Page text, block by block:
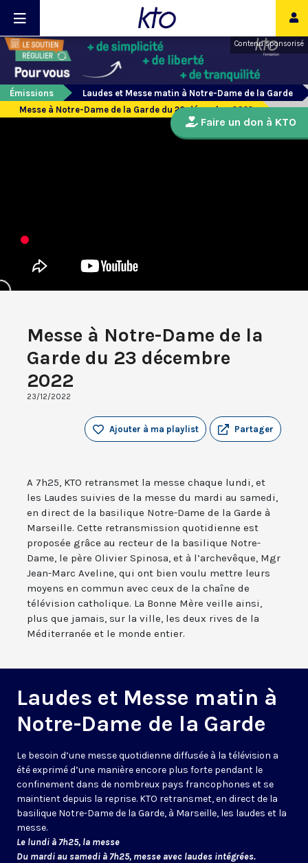
Contenu sponsorisé
Émissions
Laudes et Messe matin à Notre-Dame de la Garde
Messe à Notre-Dame de la Garde du 23 décembre 2022
Messe à Notre-Dame de la
Garde du 23 décembre
2022
23/12/2022
Partager
Ajouter à ma playlist
A 7h25, KTO retransmet la messe chaque lundi, et
les Laudes suivies de la messe du mardi au samedi,
en direct de la basilique Notre-Dame de la Garde à
Marseille. Cette retransmission quotidienne est
proposée grâce au recteur de la basilique Notre-
Dame, le père Olivier Spinosa, et à l’archevêque, Mgr
Jean-Marc Aveline, qui ont bien voulu mettre leurs
moyens en commun avec ceux de la chaîne de
télévision catholique. La Bonne Mère veille ainsi,
plus que jamais, sur la ville, les deux rives de la
Méditerranée et le monde entier.
Laudes et Messe matin à
Notre-Dame de la Garde
Le besoin d’une messe quotidienne diffusée à la télévision a
été exprimé d’une manière encore plus forte pendant le
confinement dans de nombreux pays francophones et se
maintient depuis la reprise. KTO retransmet, en direct de la
basilique Notre-Dame de la Garde, à Marseille, les laudes et la
messe.
Le lundi à 7h25, la messe
Du mardi au samedi à 7h25, messe avec laudes intégrées.
Faire un don à KTO